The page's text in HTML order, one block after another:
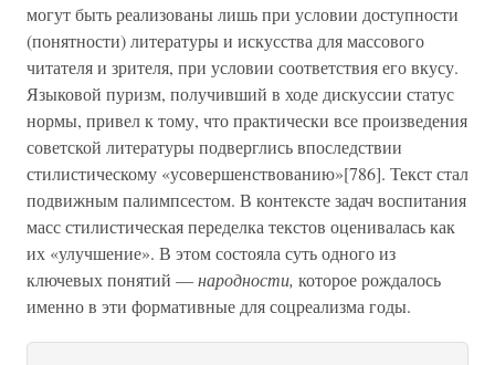
могут быть реализованы лишь при условии доступности
(понятности) литературы и искусства для массового
читателя и зрителя, при условии соответствия его вкусу.
Языковой пуризм, получивший в ходе дискуссии статус
нормы, привел к тому, что практически все произведения
советской литературы подверглись впоследствии
стилистическому «усовершенствованию»[786]. Текст стал
подвижным палимпсестом. В контексте задач воспитания
масс стилистическая переделка текстов оценивалась как
их «улучшение». В этом состояла суть одного из
ключевых понятий —народности, которое рождалось
именно в эти формативные для соцреализма годы.